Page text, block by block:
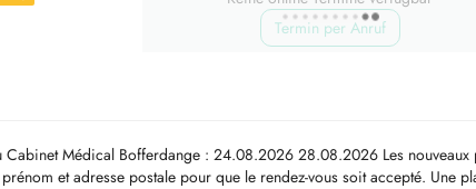
Termin per Anruf
Cabinet Médical Bofferdange : 24.08.2026 28.08.2026 Les nouveaux
et adresse postale pour que le rendez-vous soit accepté. Une